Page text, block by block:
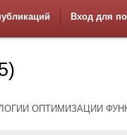
Вход для
ОПТИМИЗАЦИИ